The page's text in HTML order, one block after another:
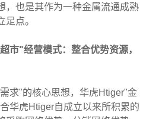
，也是其作为一种金属流通成熟
足点。
市"经营模式：整合优势资源，
求"的核心思想，华虎Htiger"金
华虎Htiger自成立以来所积累的